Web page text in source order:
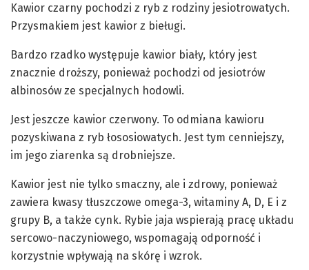
Kawior czarny pochodzi z ryb z rodziny jesiotrowatych.
Przysmakiem jest kawior z bieługi.
Bardzo rzadko występuje kawior biały, który jest
znacznie droższy, ponieważ pochodzi od jesiotrów
albinosów ze specjalnych hodowli.
Jest jeszcze kawior czerwony. To odmiana kawioru
pozyskiwana z ryb łososiowatych. Jest tym cenniejszy,
im jego ziarenka są drobniejsze.
Kawior jest nie tylko smaczny, ale i zdrowy, ponieważ
zawiera kwasy tłuszczowe omega-3, witaminy A, D, E i z
grupy B, a także cynk. Rybie jaja wspierają pracę układu
sercowo-naczyniowego, wspomagają odporność i
korzystnie wpływają na skórę i wzrok.